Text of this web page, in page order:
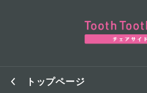
トップページ